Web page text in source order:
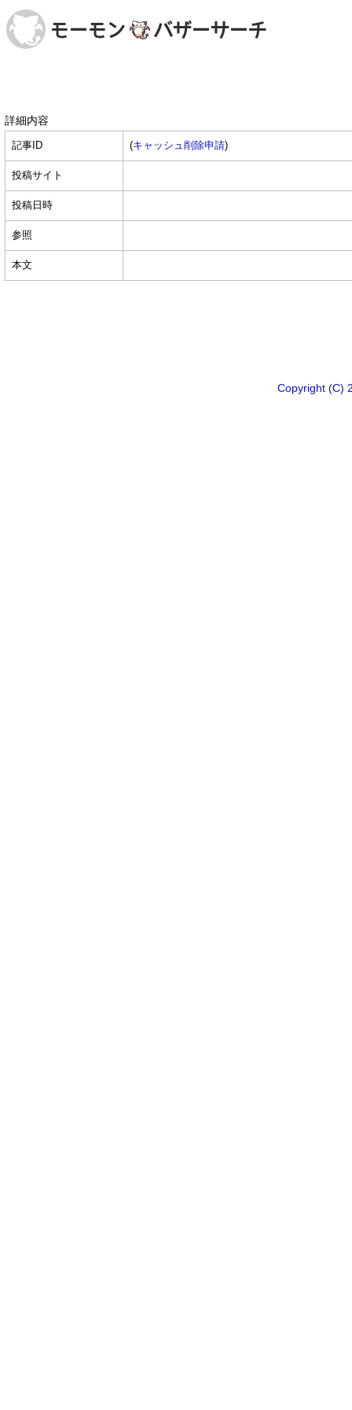
詳細内容
記事ID (キャッシュ削除申請)
投稿サイト
投稿日時
参照
本文
Copyright (C)